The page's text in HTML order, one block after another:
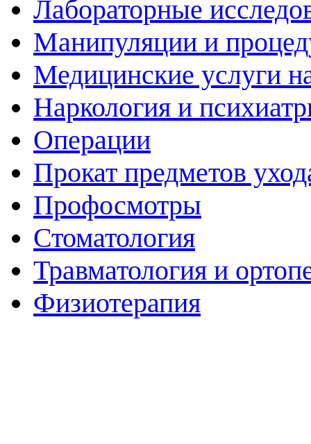
Лабораторные
Манипуляции и
Медицинские услуги
Наркология и
Операции
Прокат предметов
Профосмотры
Стоматология
Травматология и
Физиотерапия